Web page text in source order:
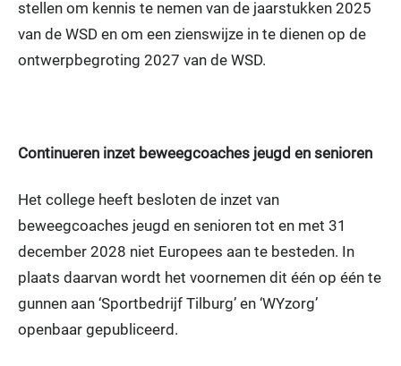
stellen om kennis te nemen van de jaarstukken 2025
van de WSD en om een zienswijze in te dienen op de
ontwerpbegroting 2027 van de WSD.
Continueren inzet beweegcoaches jeugd en senioren
Het college heeft besloten de inzet van
beweegcoaches jeugd en senioren tot en met 31
december 2028 niet Europees aan te besteden. In
plaats daarvan wordt het voornemen dit één op één te
gunnen aan ‘Sportbedrijf Tilburg’ en ‘WYzorg’
openbaar gepubliceerd.